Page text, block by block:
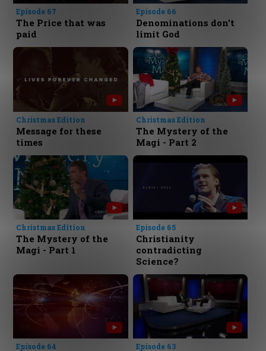
Episode 67
The Price that was
paid
Episode 66
Denominations don’t
limit God
Christmas Edition
Message for these
times
Christmas Edition
The Mystery of the
Magi - Part 2
Christmas Edition
The Mystery of the
Magi - Part 1
Episode 65
Christianity
contradicting
Science?
Episode 64 Episode 63